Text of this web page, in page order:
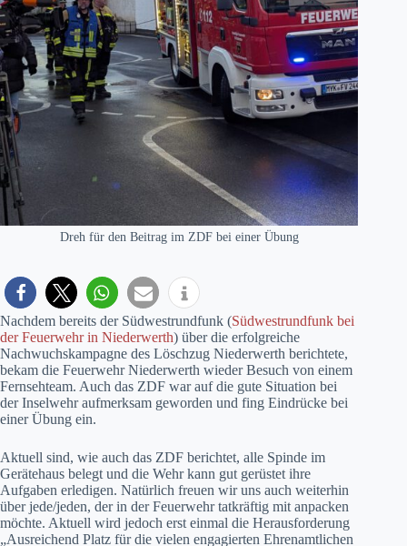
Dreh für den Beitrag im ZDF bei einer Übung
Nachdem bereits der Südwestrundfunk (Südwestrundfunk bei
der Feuerwehr in Niederwerth) über die erfolgreiche
Nachwuchskampagne des Löschzug Niederwerth berichtete,
bekam die Feuerwehr Niederwerth wieder Besuch von einem
Fernsehteam. Auch das ZDF war auf die gute Situation bei
der Inselwehr aufmerksam geworden und fing Eindrücke bei
einer Übung ein.
Aktuell sind, wie auch das ZDF berichtet, alle Spinde im
Gerätehaus belegt und die Wehr kann gut gerüstet ihre
Aufgaben erledigen. Natürlich freuen wir uns auch weiterhin
über jede/jeden, der in der Feuerwehr tatkräftig mit anpacken
möchte. Aktuell wird jedoch erst einmal die Herausforderung
„Ausreichend Platz für die vielen engagierten Ehrenamtlichen